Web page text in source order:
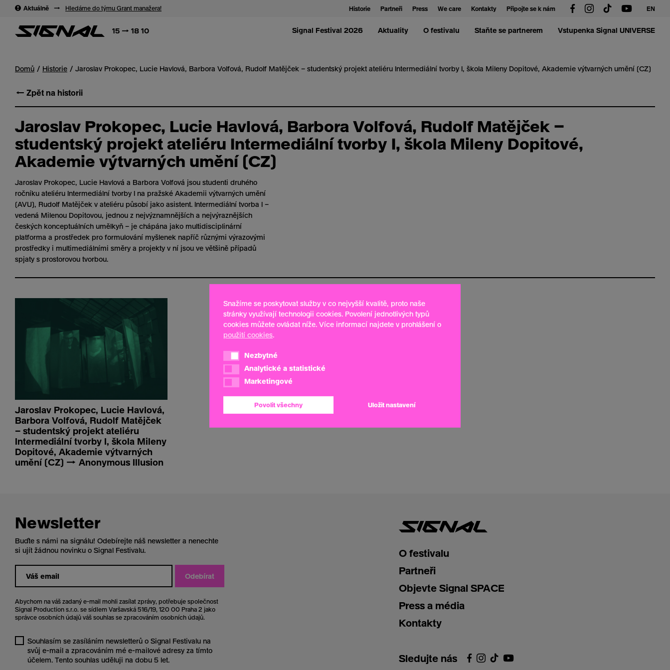
Aktuálně → Hledáme do týmu Grant manažera!
Historie
Partneři Press We care Kontakty Připojte se k nám EN
15 → 18 10 Signal Festival 2026 Aktuality O festivalu Staňte se partnerem Vstupenka Signal UNIVERSE
Domů Historie Jaroslav Prokopec, Lucie Havlová, Barbora Volfová, Rudolf Matějček – studentský projekt ateliéru Intermediální tvorby I, škola Mileny Dopitové, Akademie výtvarných umění (CZ)
← Zpět na historii
Jaroslav Prokopec, Lucie Havlová, Barbora Volfová, Rudolf Matějček –
studentský projekt ateliéru Intermediální tvorby I, škola Mileny Dopitové,
Akademie výtvarných umění (CZ)
Jaroslav Prokopec, Lucie Havlová a Barbora Volfová jsou studenti druhého
ročníku ateliéru Intermediální tvorby I na pražské Akademii výtvarných umění
(AVU), Rudolf Matějček v ateliéru působí jako asistent. Intermediální tvorba I –
vedená Milenou Dopitovou, jednou z nejvýznamnějších a nejvýraznějších
českých konceptuálních umělkyň – je chápána jako multidisciplinární
platforma a prostředek pro formulování myšlenek napříč různými výrazovými
prostředky i multimediálními směry a projekty v ní jsou ve většině případů
spjaty s prostorovou tvorbou.
Jaroslav Prokopec, Lucie Havlová,
Barbora Volfová, Rudolf Matějček
– studentský projekt ateliéru
Intermediální tvorby I, škola Mileny
Dopitové, Akademie výtvarných
umění (CZ) → Anonymous Illusion
Newsletter
Buďte s námi na signálu! Odebírejte náš newsletter a nenechte
si ujít žádnou novinku o Signal Festivalu.
Odebírat
Abychom na váš zadaný e-mail mohli zasílat zprávy, potřebuje společnost
Signal Production s.r.o. se sídlem Varšavská 516/19, 120 00 Praha 2 jako
správce osobních údajů váš souhlas se zpracováním osobních údajů.
Souhlasím se zasíláním newsletterů o Signal Festivalu na
svůj e-mail a zpracováním mé e-mailové adresy za tímto
účelem. Tento souhlas uděluji na dobu 5 let.
O festivalu
Partneři
Objevte Signal SPACE
Press a média
Kontakty
Sledujte nás
Snažíme se poskytovat služby v co nejvyšší kvalitě, proto naše
stránky využívají technologii cookies. Povolení jednotlivých typů
cookies můžete ovládat níže. Více informací najdete v prohlášení o
použití cookies
NezbytnéNezbytné
Analytické a statistické
Analytické a statistické
Marketingové
Marketingové
Povolit všechny Uložit nastavení